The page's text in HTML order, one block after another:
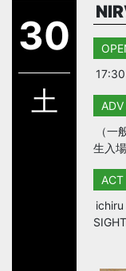
30
土
17:30
（
生入
ACT